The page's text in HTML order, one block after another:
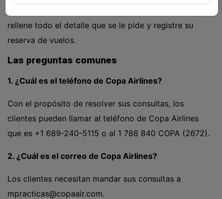
rellene todo el detalle que se le pide y registre su
reserva de vuelos.
Las preguntas comunes
1. ¿Cuál es el teléfono de Copa Airlines?
Con el propósito de resolver sus consultas, los
clientes pueden llamar al teléfono de Copa Airlines
que es +1 689-240-5115 o al 1 786 840 COPA (2672).
2. ¿Cuál es el correo de Copa Airlines?
Los clientes necesitan mandar sus consultas a
mpracticas@copaair.com.